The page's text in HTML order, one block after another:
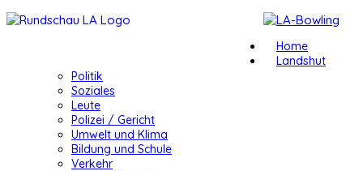
Home
Landshut
Politik
Soziales
Leute
Polizei / Gericht
Umwelt und Klima
Bildung und Schule
Verkehr